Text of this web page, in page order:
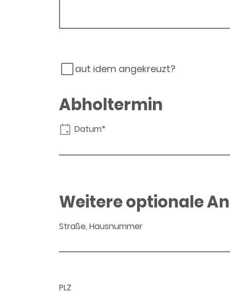
aut idem angekreuzt?
Abholtermin
Datum*
Weitere optionale
Straße, Hausnummer
PLZ